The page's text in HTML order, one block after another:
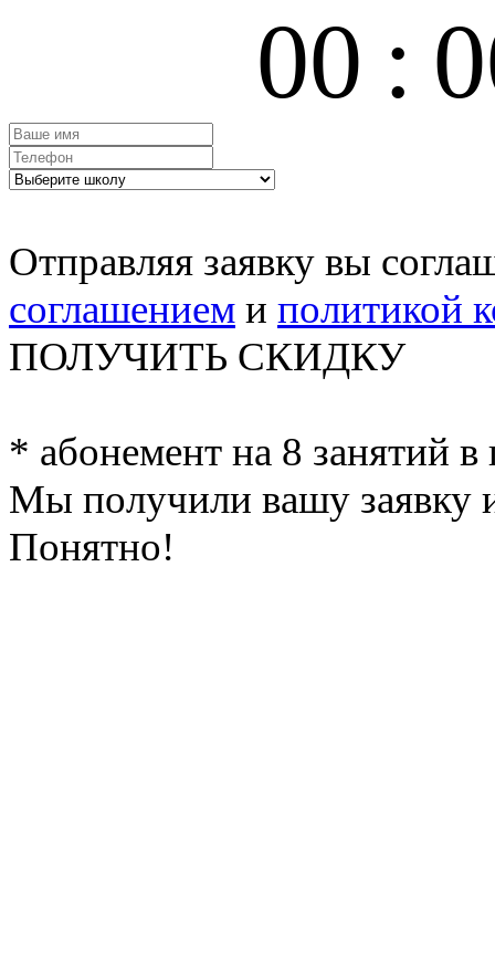
00 :
Отправляя заявку вы
соглашением и политикой
ПОЛУЧИТЬ СКИДКУ
* абонемент на 8 занятий в
Мы получили вашу заявку
Понятно!